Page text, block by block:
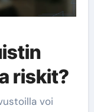
riskit?
voi